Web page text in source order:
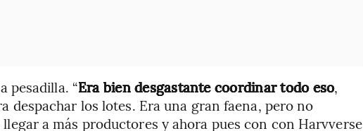
pesadilla. “Era bien desgastante coordinar todo eso,
despachar los lotes. Era una gran faena, pero no
a más productores y ahora pues con con Harvverse